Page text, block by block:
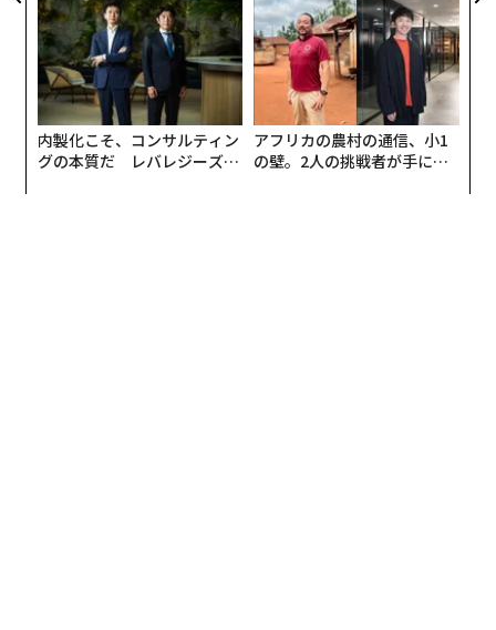
内製化こそ、コンサルティン
グの本質だ レバレジーズが
アフリカの農村の通信、小1
の壁。2人の挑戦者が手にし